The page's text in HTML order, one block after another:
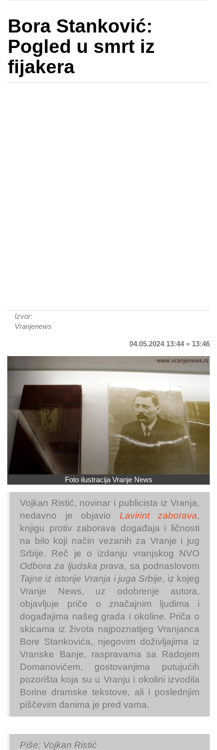
Bora Stanković:
Pogled u smrt iz
fijakera
Izvor:
Vranjenews
04.05.2024 13:44 » 13:46
Foto ilustracija Vranje News
Vojkan Ristić, novinar i publicista iz Vranja,
nedavno je objavio
Lavirint zaborava,
knjigu protiv zaborava događaja i ličnosti
na bilo koji način vezanih za Vranje i jug
Srbije. Reč je o izdanju vranjskog NVO
Odbora za ljudska prava, sa podnaslovom
Tajne iz istorije Vranja i juga Srbije, iz kojeg
Vranje News, uz odobrenje autora,
objavljuje priče o značajnim ljudima i
događajima našeg grada i okoline. Priča o
skicama iz života najpoznatijeg Vranjanca
Bore Stankovića, njegovim doživljajima iz
Vranske Banje, raspravama sa Radojem
Domanovićem, gostovanjima putujućih
pozorišta koja su u Vranju i okolini izvodila
Borine dramske tekstove, ali i poslednjim
piščevim danima je pred vama.
Piše: Vojkan Ristić